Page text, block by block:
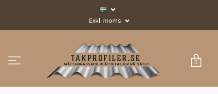
Exkl. moms
0